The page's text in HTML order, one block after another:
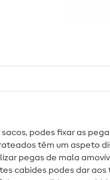
sacos, podes fixar as
têm um aspeto
pegas de mala
cabides podes dar